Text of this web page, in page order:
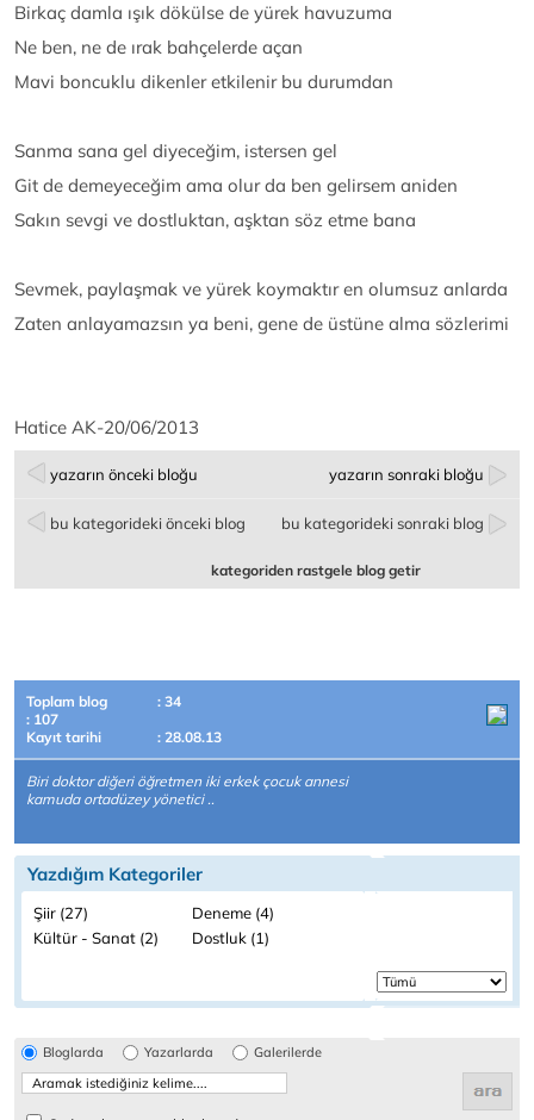
Birkaç damla ışık dökülse de yürek havuzuma
Ne ben, ne de ırak bahçelerde açan
Mavi boncuklu dikenler etkilenir bu durumdan
Sanma sana gel diyeceğim, istersen gel
Git de demeyeceğim ama olur da ben gelirsem aniden
Sakın sevgi ve dostluktan, aşktan söz etme bana
Sevmek, paylaşmak ve yürek koymaktır en olumsuz anlarda
Zaten anlayamazsın ya beni, gene de üstüne alma sözlerimi
Hatice AK-20/06/2013
yazarın önceki bloğu yazarın sonraki bloğu
bu kategorideki önceki blog bu kategorideki sonraki blog
kategoriden rastgele blog getir
Toplam blog
: 34
: 107
Kayıt tarihi
: 28.08.13
Biri doktor diğeri öğretmen iki erkek çocuk annesi
kamuda ortadüzey yönetici ..
Yazdığım Kategoriler
Şiir (27)
Deneme (4)
Kültür - Sanat (2)
Dostluk (1)
Bloglarda Yazarlarda Galerilerde